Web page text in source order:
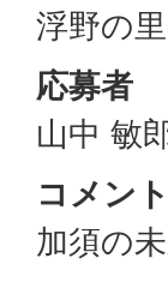
浮野の
応募者
山中 敏
コメント
加須の